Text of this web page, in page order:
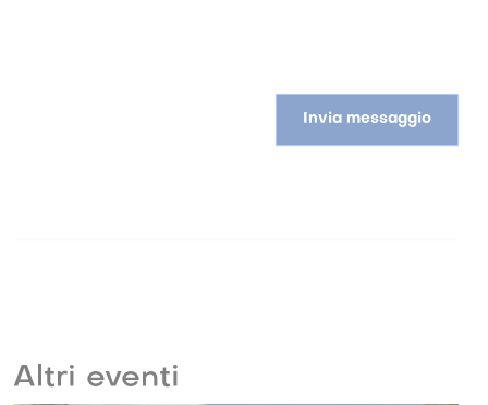
Invia messaggio
Altri eventi